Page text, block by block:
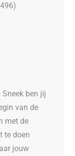
ben jij
van de
met de
te doen
jouw